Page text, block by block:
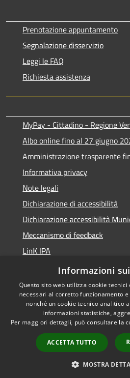
Prenotazione appuntamento
Segnalazione disservizio
Leggi le FAQ
Richiesta assistenza
MyPay - Cittadino - Regione
Albo online fino al 27 giugno
Amministrazione trasparente
Informativa privacy
Note legali
Dichiarazione di accessibilità
Dichiarazione accessibilità
Meccanismo di feedback
LinK IPA
Social media policy
Accessibilità
Informazioni
Questo sito web utilizza cookie
necessari al corretto funzionamento
nonché un cookie tecnico analitico
informazioni statistiche,
Per maggiori dettagli, può consultare la
ACCETTA TUTTO
MOSTRA